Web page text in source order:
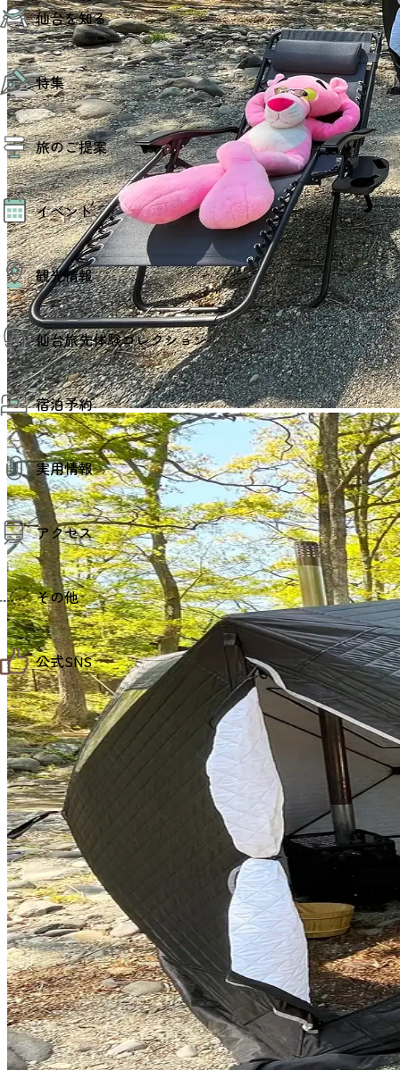
モデルコース
エリアガイド
お知らせ
お得なチケット
仙台を知る
仙台の魅力
エリアガイド
復興に向けて
仙台観光PR動画ライブラリー
仙台から行く東北周遊旅
伝統的工芸品
特集
特集
夜時間トピックス
旅のご提案
モデルコース
AIおまかせコース
オリジナルプラン
みんなの旅行記
イベント
イベント情報
その他イベント情報（音楽・展示会）
スポーツ情報
コンベンション情報
観光情報
観光スポット
温泉
美味いもの
季節のイベント
プロスポーツチーム・プロオーケストラ
仙台の銘品
仙台夜時間
宿泊施設
仙台観光マップ
仙台旅先体験コレクション
仙台旅先体験コレクション
体験プログラム検索（予約）
体験事業者からのお知らせ
体験トピックス
体験事業者
宿泊予約
宿泊予約
実用情報
観光案内
お役立ち情報
観光アプリ
仙台観光マップ
アクセス
仙台までの経路検索
市内の交通情報
お得なチケット
その他
お知らせ
お問い合わせ
教育旅行
観光マップ
せんだい旅日和とは
サイト利用規約
プライバシーポリシー
サイトマップ
仙臺写真館フォトギャラリー
公式SNS
せんだい旅日和 X
せんだい旅日和 Instagram
せんだい旅日和 Facebook
仙台旅先体験コレクション Facebook
仙台旅先体験コレクション Instagaram